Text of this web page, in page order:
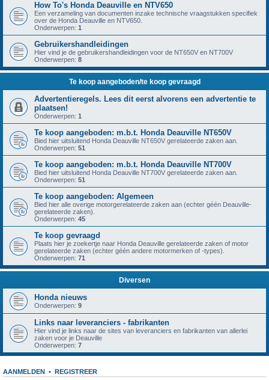
How To's Honda Deauville en NTV650
Een verzameling van documenten inzake technische vraagstukken specifiek
over de Honda Deauville en NTV650.
Onderwerpen: 1
Gebruikershandleidingen
Hier vind je de gebruikershandleidingen voor de NT650V en NT700V
Onderwerpen: 8
Te koop aangeboden/te koop gevraagd
Advertentieregels. Lees dit eerst alvorens een advertentie te
plaatsen!
Onderwerpen: 1
Te koop aangeboden: m.b.t. Honda Deauville NT650V
Bied hier uitsluitend Honda Deauville NT650V gerelateerde zaken aan.
Onderwerpen: 51
Te koop aangeboden: m.b.t. Honda Deauville NT700V
Bied hier uitsluitend Honda Deauville NT700V gerelateerde zaken aan.
Onderwerpen: 51
Te koop aangeboden: Algemeen
Bied hier alle overige motorgerelateerde zaken aan (echter géén Deauville-
gerelateerde zaken).
Onderwerpen: 45
Te koop gevraagd
Plaats hier je zoekertje naar Honda Deauville gerelateerde zaken of motor
gerelateerde zaken (echter géén andere motormerken of -types).
Onderwerpen: 71
Diversen
Honda nieuws
Onderwerpen: 9
Links naar leveranciers - fabrikanten
Hier vind je links naar de sites van leveranciers en fabrikanten van allerlei
zaken voor je Deauville
Onderwerpen: 7
AANMELDEN • REGISTREER